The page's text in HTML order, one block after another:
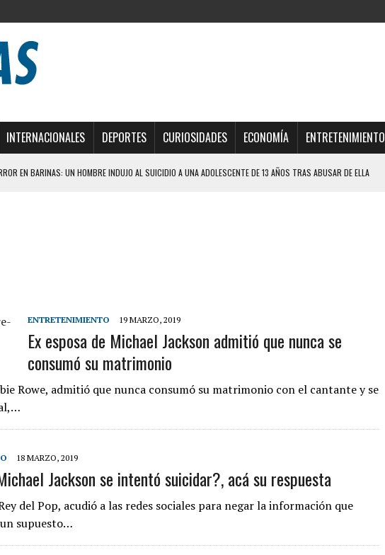
INTERNACIONALES DEPORTES CURIOSIDADES ECONOMÍA ENTRETENIMIENTO
EN BARINAS: UN HOMBRE INDUJO AL SUICIDIO A UNA ADOLESCENTE DE 13 AÑOS TRAS ABUSAR DE ELLA
SU NEVERA MIENTRAS LA CASA SE INUNDABA
SITUACIÓN DE CALLE Y MURIÓ A MANOS DE VARIOS DE ELLOS EN MATURÍN
EN EL CENTRO DE CARACAS CON MÁS DE 20 PERSONAS ADENTRO
EN MONAGAS: HALLARON EL CUERPO DENTRO DE SU CASA
QUITÓ LA VIDA TRAS SER ACOSADA Y ABUSADA POR LA PAREJA DE SU ABUELA
POR ASESINATO DE UNA ADOLESCENTE VENEZOLANA EN REUNIÓN CON AMIGOS
POR FALTA DE TRATAMIENTO DESENCADENÓ TRAGEDIA FAMILIAR
ENTRETENIMIENTO 19 MARZO, 2019
Ex esposa de Michael Jackson admitió que nunca se
consumó su matrimonio
Rowe, admitió que nunca consumó su matrimonio con el cantante y se
18 MARZO, 2019
Jackson se intentó suicidar?, acá su respuesta
del Pop, acudió a las redes sociales para negar la información que
supuesto…